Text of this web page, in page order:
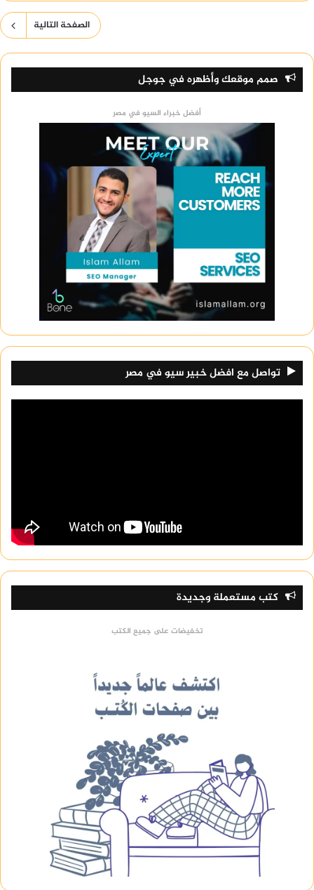
الصفحة التالية
صمم موقعك وأظهره في جوجل
أفضل خبراء السيو في مصر
تواصل مع افضل خبير سيو في مصر
كتب مستعملة وجديدة
تخفيضات على جميع الكتب